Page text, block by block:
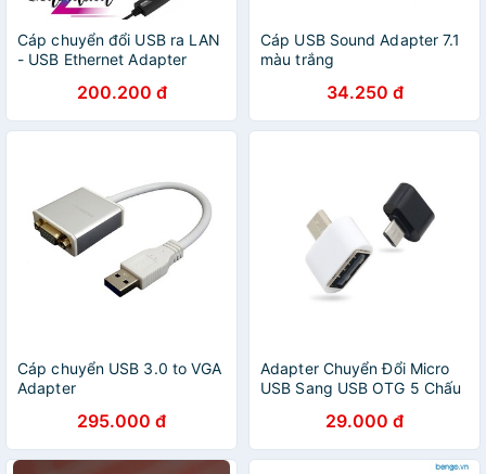
Cáp chuyển đổi USB ra LAN
- USB Ethernet Adapter
200.200 đ
Cáp USB Sound Adapter 7.1
màu trắng
34.250 đ
Cáp chuyển USB 3.0 to VGA
Adapter
295.000 đ
Adapter Chuyển Đổi Micro
USB Sang USB OTG 5 Chấu
29.000 đ